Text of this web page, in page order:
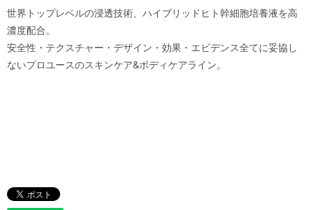
世界トップレベルの浸透技術、ハイブリッドヒト幹細胞培養液を高
濃度配合。
安全性・テクスチャー・デザイン・効果・エビデンス全てに妥協し
ないプロユースのスキンケア&ボディケアライン。